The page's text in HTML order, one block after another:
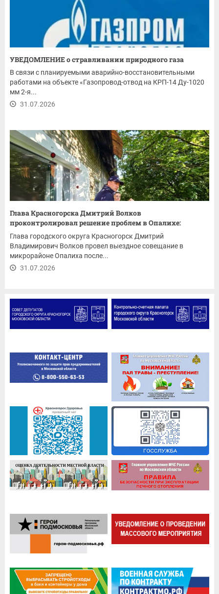
УВЕДОМЛЕНИЕ о стравливании природного газа
В связи с планируемыми аварийно-восстановительными
работами на объекте «Газопровод-отвод на КРП-14 Ду-1020
мм 2-я...
31.07.2026
Глава Красногорска Дмитрий Волков
проконтролировал решение проблем в Опалихе:
ремонт...
Глава городского округа Красногорск Дмитрий
Владимирович Волков провел выездное совещание в
микрорайоне Опалиха после...
31.07.2026